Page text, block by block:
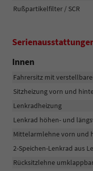
Rußpartikelfilter / SCR
Innen
Fahrersitz mit
Sitzheizung vorn und
Lenkradheizung
Lenkrad höhen- und
Mittelarmlehne vorn und
2-Speichen-Lenkrad aus
Rücksitzlehne